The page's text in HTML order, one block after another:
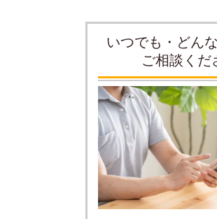
いつでも・どん
ご相談くだ